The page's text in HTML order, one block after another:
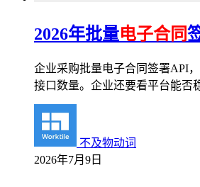
2026年批量电子合同
企业采购批量电子合同签署API
接口数量。企业还要看平台能否
不及物动词
2026年7月9日